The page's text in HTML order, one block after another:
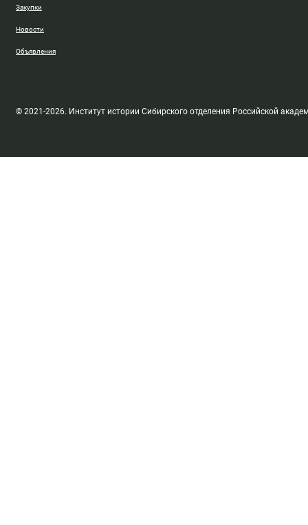
Закупки
Новости
Объявления
© 2021-2026. Институт истории Сибирского отделения Российской